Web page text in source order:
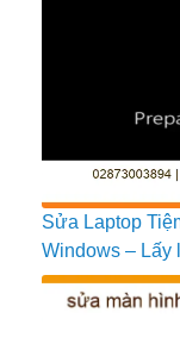
Sửa Laptop
Windows – Lấy